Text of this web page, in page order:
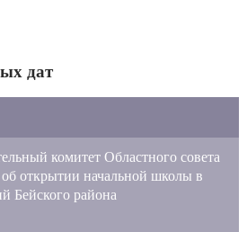
дат
комитет Областного совета
открытии начальной школы в
Бейского района